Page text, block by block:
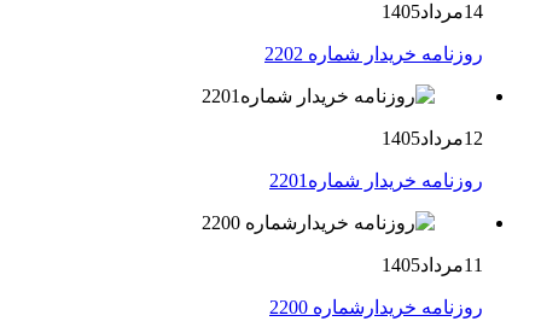
14مرداد1405
روزنامه خریدار شماره 2202
12مرداد1405
روزنامه خریدار شماره2201
11مرداد1405
روزنامه خریدارشماره 2200